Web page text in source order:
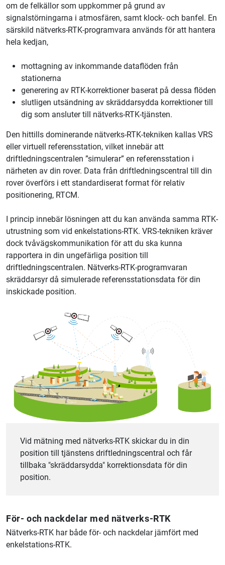
om de felkällor som uppkommer på grund av
signalstörningarna i atmosfären, samt klock- och banfel. En
särskild nätverks-RTK-programvara används för att hantera
hela kedjan,
mottagning av inkommande dataflöden från
stationerna
generering av RTK-korrektioner baserat på dessa flöden
slutligen utsändning av skräddarsydda korrektioner till
dig som ansluter till nätverks-RTK-tjänsten.
Den hittills dominerande nätverks-RTK-tekniken kallas VRS
eller virtuell referensstation, vilket innebär att
driftledningscentralen ”simulerar” en referensstation i
närheten av din rover. Data från driftledningscentral till din
rover överförs i ett standardiserat format för relativ
positionering, RTCM.
I princip innebär lösningen att du kan använda samma RTK-
utrustning som vid enkelstations-RTK. VRS-tekniken kräver
dock tvåvägskommunikation för att du ska kunna
rapportera in din ungefärliga position till
driftledningscentralen. Nätverks-RTK-programvaran
skräddarsyr då simulerade referensstationsdata för din
inskickade position.
Vid mätning med nätverks-RTK skickar du in din
position till tjänstens driftledningscentral och får
tillbaka "skräddarsydda" korrektionsdata för din
position.
För- och nackdelar med nätverks-RTK
Nätverks-RTK har både för- och nackdelar jämfört med
enkelstations-RTK.